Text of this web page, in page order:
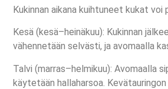
Kukinnan aikana kuihtuneet kukat
Kesä (kesä–heinäkuu): Kukinnan
vähennetään selvästi, ja avomaalla
Talvi (marras–helmikuu): Avomaalla
käytetään hallaharsoa.